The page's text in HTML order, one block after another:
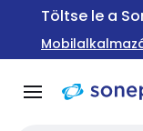
Ugrás aTöltse le a